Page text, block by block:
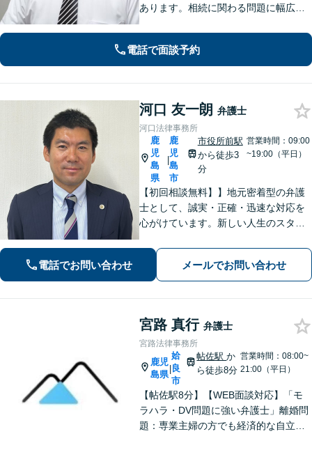
あります。相続に関わる問題に幅広く
の督促をストップ。状況を丁寧にヒア
リングした適切な解決策をご提案。
電話で面談予約
河口 友一朗 弁護士
河口法律事務所
鹿
児
島
県
|
鹿
児
島
市
市役所前駅
から徒歩3
分
営業時間：09:00
~19:00（平日）
【初回相談無料】】地元密着型の弁護
士として、誠実・正確・迅速な対応を
心がけています。新しい人生のスター
談ください【24時間メール問い合わせ
可】豊富な実践経験を活かし、スピー
ド解決を目指します。
電話でお問い合わせ メールでお問い合わせ
宮路 真行 弁護士
宮路法律事務所
鹿児
島県
|
姶
良
市
帖佐駅か
ら徒歩8分
営業時間：08:00~
21:00（平日）
【帖佐駅8分】【WEB面談対応】「モ
ラハラ・DV問題に強い弁護士」離婚問
題：専業主婦の方でも経済的な自立に